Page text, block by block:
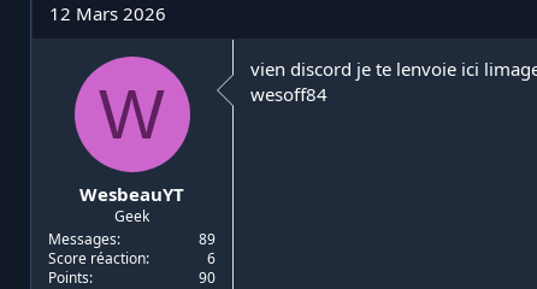
12 Mars 2026
W
WesbeauYT
Geek
Messages
89
Score réaction
6
Points
90
vien discord je te lenvoie ici
wesoff84